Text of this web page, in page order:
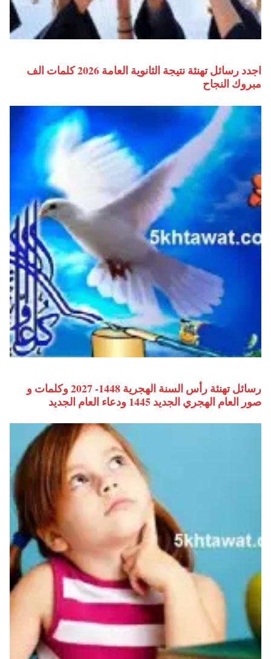
اجدد رسائل تهنئة نتيجة الثانوية العامة 2026 كلمات الف
مبروك النجاح
رسائل تهنئة رأس السنة الهجرية 1448- 2027 وكلمات و
صور العام الهجري الجديد 1445 ودعاء العام الجديد